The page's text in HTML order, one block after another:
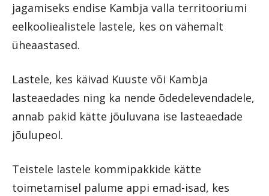
jagamiseks endise Kambja valla territooriumi
eelkooliealistele lastele, kes on vähemalt
üheaastased.
Lastele, kes käivad Kuuste või Kambja
lasteaedades ning ka nende õdedelevendadele,
annab pakid kätte jõuluvana ise lasteaedade
jõulupeol.
Teistele lastele kommipakkide kätte
toimetamisel palume appi emad-isad, kes